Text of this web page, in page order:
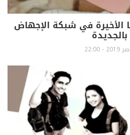
الأخيرة في شبكة الإجهاض